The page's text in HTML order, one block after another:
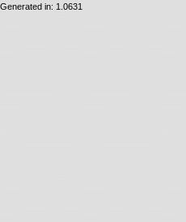
Generated in: 1.0631